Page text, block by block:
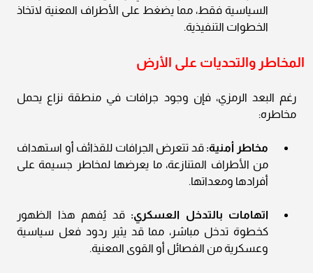
السياسية فقط، مما يضغط على الأطراف المعنية لاتخاذ
الخطوات التنفيذية.
المخاطر والتحديات على الأرض
رغم البعد الرمزي، فإن وجود جرافات في منطقة نزاع يحمل
مخاطره:
مخاطر أمنية: قد تتعرض الجرافات للقذائف أو استهداف
من الأطراف المتنازعة، ما يعرضها لمخاطر جسيمة على
أفرادها ومعداتها.
اتهامات بالتدخل العسكري: قد يُفهم هذا الظهور
كخطوة تدخل مباشر، مما قد يثير ردود فعل سياسية
وعسكرية من الفصائل أو القوى المعنية.